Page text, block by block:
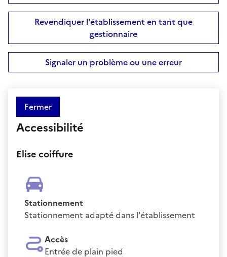
Revendiquer l'établissement en tant que
gestionnaire
Signaler un problème ou une erreur
Fermer
Accessibilité
Elise coiffure
Stationnement
Stationnement adapté dans l'établissement
Accès
Entrée de plain pied